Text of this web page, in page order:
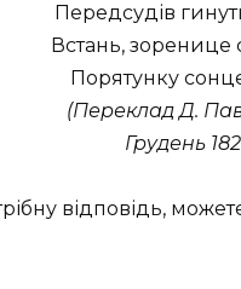
Передсудів
Встань, зоренице
Порятунку
(Переклад Д.
Грудень
відповідь,